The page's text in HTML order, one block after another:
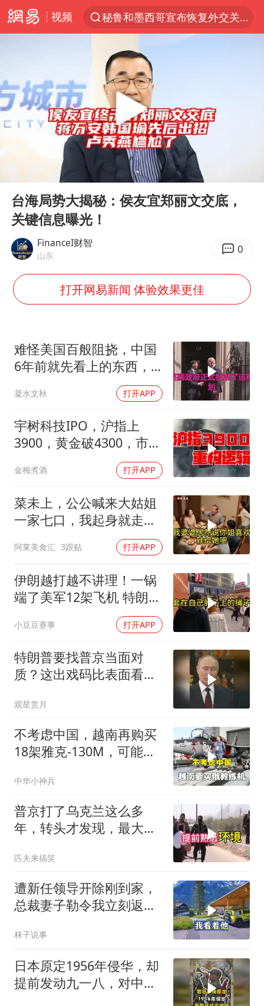
视频
秘鲁和墨西哥宣布恢复外交关系
泉州市委书记张毅恭被查
老中医：立秋后养心是关键
中医教你一招提升气血
欧阳娜娜窦靖童好搭
中国女篮70-67险胜尼日利亚女篮
“新疆阿勒泰八月能滑雪”不实
日本试射“战斧”导弹，国防部回应
胡彦斌韩磊 谁帮谁
夯实基础开新局
Play
台海局势大揭秘：侯友宜郑丽文交底，
关键信息曝光！
FinanceI财智
山东 0
打开网易新闻 体验效果更佳
难怪美国百般阻挠，中国
6年前就先看上的东西，
凝水文秋 打开APP
宇树科技IPO，沪指上
3900，黄金破4300，市场
金梅煮酒 打开APP
菜未上，公公喊来大姑姐
一家七口，我起身就走，
他怒喊：一万三谁付？
阿莱美食汇 3跟贴 打开APP
伊朗越打越不讲理！一锅
端了美军12架飞机 特朗普
小豆豆赛事 打开APP
特朗普要找普京当面对
质？这出戏码比表面看起
观星赏月
不考虑中国，越南再购买
18架雅克-130M，可能惹
中华小神兵
普京打了乌克兰这么多
年，转头才发现，最大的
匹夫来搞笑
遭新任领导开除刚到家，
总裁妻子勒令我立刻返
林子说事
日本原定1956年侵华，却
提前发动九一八，对中国